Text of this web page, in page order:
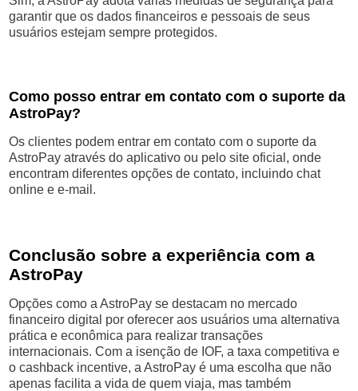
garantir que os dados financeiros e pessoais de seus
usuários estejam sempre protegidos.
Como posso entrar em contato com o suporte da
AstroPay?
Os clientes podem entrar em contato com o suporte da
AstroPay através do aplicativo ou pelo site oficial, onde
encontram diferentes opções de contato, incluindo chat
online e e-mail.
Conclusão sobre a experiência com a
AstroPay
Opções como a AstroPay se destacam no mercado
financeiro digital por oferecer aos usuários uma alternativa
prática e econômica para realizar transações
internacionais. Com a isenção de IOF, a taxa competitiva e
o cashback incentive, a AstroPay é uma escolha que não
apenas facilita a vida de quem viaja, mas também